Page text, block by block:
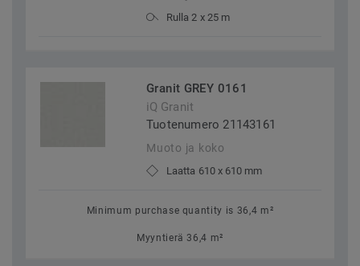
Rulla 2 x 25 m
Granit GREY 0161
iQ Granit
Tuotenumero 21143161
Muoto ja koko
Laatta 610 x 610 mm
Minimum purchase quantity is 36,4 m²
Myyntierä 36,4 m²